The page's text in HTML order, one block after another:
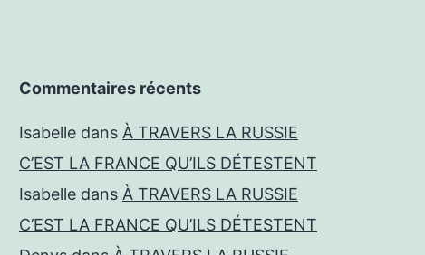
Commentaires récents
Isabelle dans À TRAVERS LA RUSSIE
C’EST LA FRANCE QU’ILS DÉTESTENT
Isabelle dans À TRAVERS LA RUSSIE
C’EST LA FRANCE QU’ILS DÉTESTENT